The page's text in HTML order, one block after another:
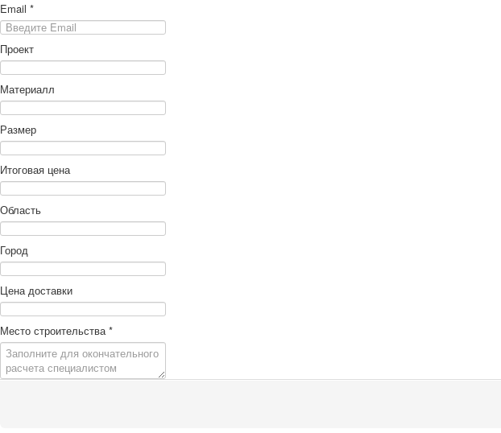
Email *
Проект
Материалл
Размер
Итоговая цена
Область
Город
Цена доставки
Место строительства*